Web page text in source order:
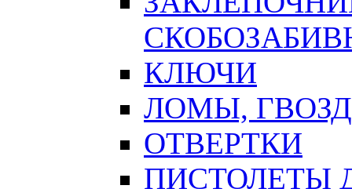
КЛЮЧИ
ЛОМЫ,
ОТВЕРТКИ
ПИСТОЛЕТЫ